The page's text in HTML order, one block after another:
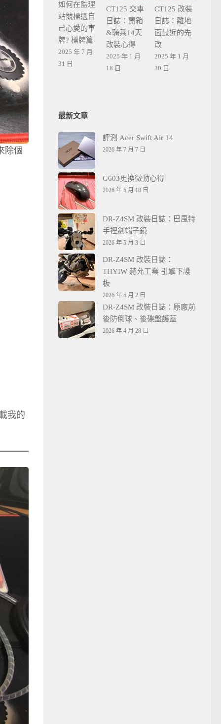
除個
我的
如何在監理
站競標選自
己心愛的車
牌? 標牌篇
2025 年 7 月
31 日
CT125 交車
日誌：開箱
&騎乘14天
改裝心得
2025 年 1 月
18 日
CT125 改裝
日誌：離地
面最近的先
改
2025 年 1 月
30 日
最新文章
評測 Acer Swift Air 14
2026 年 7 月 7 日
G603更換微動心得
2026 年 5 月 18 日
DR-Z4SM 改裝日誌：巴風特
手裡劍端子鏡
2026 年 5 月 3 日
DR-Z4SM 改裝日誌：
THYIW 赫允工業 引擎下護
板
2026 年 5 月 2 日
DR-Z4SM 改裝日誌：原廠前
後防倒球、後碟盤護蓋
2026 年 4 月 28 日